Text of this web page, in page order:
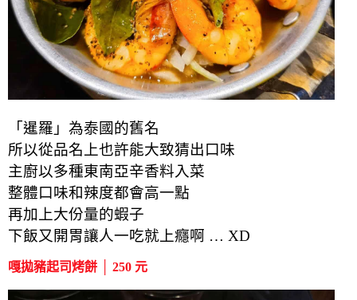
「暹羅」為泰國的舊名
所以從品名上也許能大致猜出口味
主廚以多種東南亞辛香料入菜
整體口味和辣度都會高一點
再加上大份量的蝦子
下飯又開胃讓人一吃就上癮啊 … XD
嘎拋豬起司烤餅 │ 250 元